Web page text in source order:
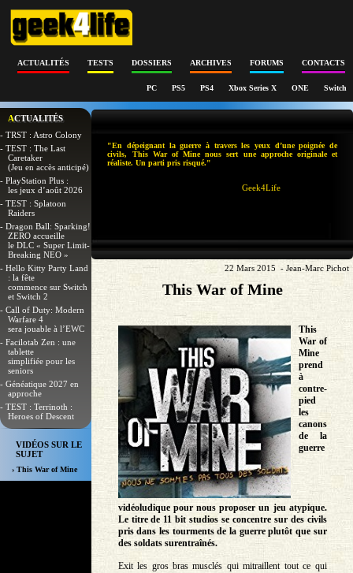
ACTUALITÉS TESTS DOSSIERS ARCHIVES FORUMS CONTACTS
PC PS5 PS4 Xbox Series X ONE Switch
ACTUALITÉS
- TRST : Astro Colony
- TEST : The Last
Caretaker
(Jeu en accès anticipé)
- PlayStation Plus :
les jeux d’août 2026
- TEST : Splatoon
Raiders
- Dragon Ball: Sparking!
ZERO accueille
le DLC « Super Limit-
Breaking NEO »
- Hello Kitty Party Land
: la fête
commence sur Switch
et Switch 2
- Call of Duty: Modern
Warfare 4
sera jouable à l’EWC
- Facilotab Zen : une
tablette
simplifiée pour les
seniors
- Généatique 2027 en
approche
- TEST : Terrinoth :
Heroes of Descent
VIDÉOS SUR LE
SUJET
› This War of Mine
"En dépeignant la guerre à travers les yeux d’une poignée de
civils, This War of Mine nous sert une approche originale et
réaliste. Un parti pris risqué."
Geek4Life
22 Mars 2015 - Jean-Marc Pichot
This War of Mine
This
War of
Mine
prend
à
contre-
pied
les
canons
de la
guerre
vidéoludique pour nous proposer un jeu atypique.
Le titre de 11 bit studios se concentre sur des civils
pris dans les tourments de la guerre plutôt que sur
des soldats surentraînés.
Exit les gros bras musclés qui mitraillent tout ce qui